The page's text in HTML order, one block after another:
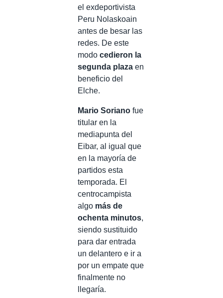
el exdeportivista
Peru Nolaskoain
antes de besar las
redes. De este
modo cedieron la
segunda plaza en
beneficio del
Elche.
Mario Soriano fue
titular en la
mediapunta del
Eibar, al igual que
en la mayoría de
partidos esta
temporada. El
centrocampista
algo más de
ochenta minutos,
siendo sustituido
para dar entrada
un delantero e ir a
por un empate que
finalmente no
llegaría.